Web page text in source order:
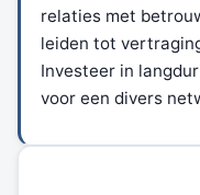
relaties met
leiden tot
Investeer in
voor een divers